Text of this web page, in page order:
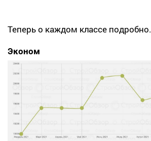
Теперь о каждом классе подробно.
Эконом